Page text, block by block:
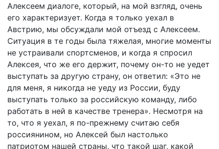
Алексеем диалоге, который, на мой взгляд, очень
его характеризует. Когда я только уехал в
Австрию, мы обсуждали мой отъезд с Алексеем.
Ситуация в те годы была тяжелая, многие моменты
не устраивали спортсменов, и когда я спросил
Алексея, что же его держит, почему он-то не уедет
выступать за другую страну, он ответил: «Это не
для меня, я никогда не уеду из России, буду
выступать только за российскую команду, либо
работать в ней в качестве тренера». Несмотря на
то, что я уехал, я по-прежнему считаю себя
россиянином, но Алексей был настолько
патриотом нашей страны, что такой шаг, какой